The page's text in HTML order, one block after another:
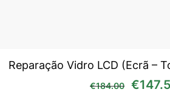
Reparação Vidro LCD (Ecrã –
€184.00 O
€